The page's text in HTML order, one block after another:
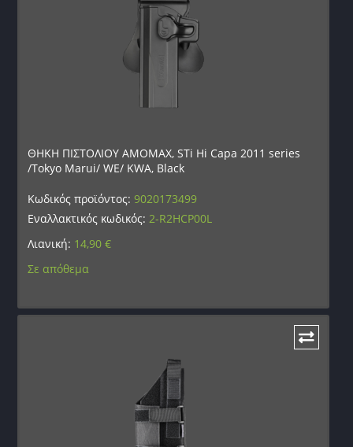
ΘΗΚΗ ΠΙΣΤΟΛΙΟΥ AMOMAX, STi Hi Capa 2011 series
/Tokyo Marui/ WE/ KWA, Black
Κωδικός προϊόντος:9020173499
Εναλλακτικός κωδικός:2-R2HCP00L
Λιανική: 14,90€
Σε απόθεμα